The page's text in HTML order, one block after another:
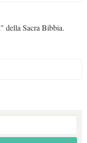
della Sacra Bibbia.